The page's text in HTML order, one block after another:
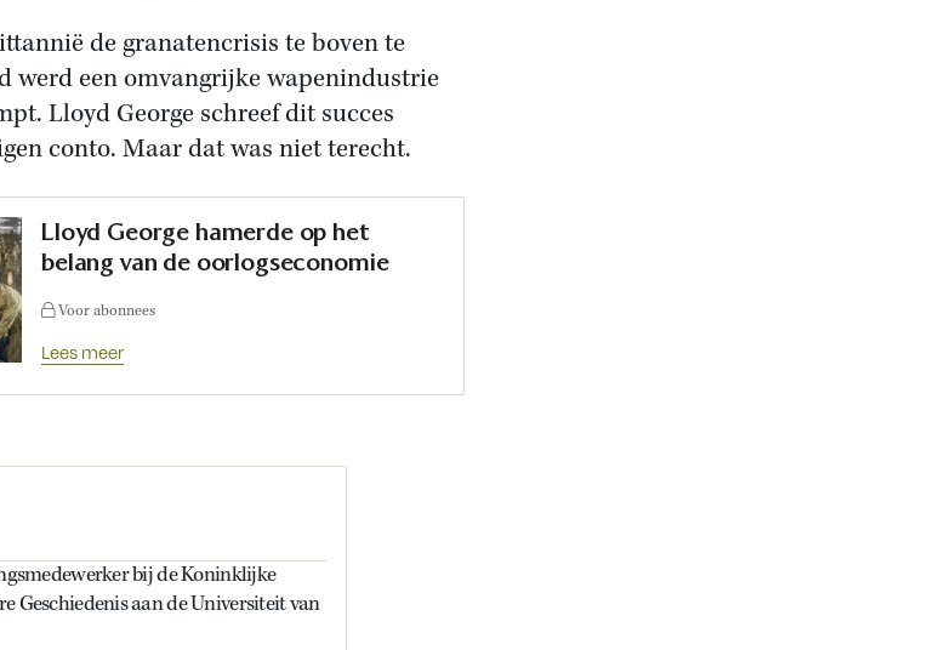
de granatencrisis te boven te
werd een omvangrijke wapenindustrie
Lloyd George schreef dit succes
conto. Maar dat was niet terecht.
Lloyd George hamerde op het
belang van de oorlogseconomie
Voor abonnees
Lees meer
bij de Koninklijke
Geschiedenis aan de Universiteit van